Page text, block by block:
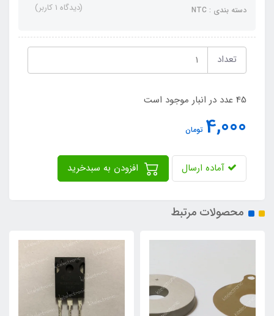
دسته بندی : NTC (دیدگاه 1 کاربر)
تعداد
45 عدد در انبار موجود است
4,000 تومان
آماده ارسال
محصولات مرتبط